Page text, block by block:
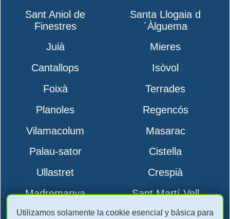
Sant Aniol de
Finestres
Santa Llogaia d
´Àlguema
Juià
Mieres
Cantallops
Isòvol
Foixà
Terrades
Planoles
Regencós
Vilamacolum
Masarac
Palau-sator
Cistella
Ullastret
Crespià
Madremanya
Sant Martí Vell
Boadella i les
Ogassa
Utilizamos solamente la cookie esencial y básica para